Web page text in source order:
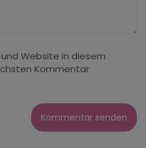
Website in diesem
Kommentar